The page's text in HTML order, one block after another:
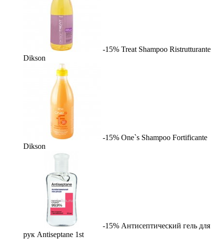
-15% Treat Shampoo Ristrutturante
Dikson
-15% One`s Shampoo Fortificante
Dikson
-15% Антисептический гель для
рук Antiseptane 1st